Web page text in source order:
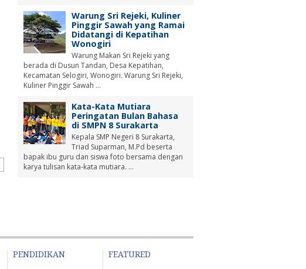
Warung Sri Rejeki, Kuliner
Pinggir Sawah yang Ramai
Didatangi di Kepatihan
Wonogiri
Warung Makan Sri Rejeki yang
berada di Dusun Tandan, Desa Kepatihan,
Kecamatan Selogiri, Wonogiri. Warung Sri Rejeki,
Kuliner Pinggir Sawah ...
Kata-Kata Mutiara
Peringatan Bulan Bahasa
di SMPN 8 Surakarta
Kepala SMP Negeri 8 Surakarta,
Triad Suparman, M.Pd beserta
bapak ibu guru dan siswa foto bersama dengan
karya tulisan kata-kata mutiara. ...
PENDIDIKAN FEATURED